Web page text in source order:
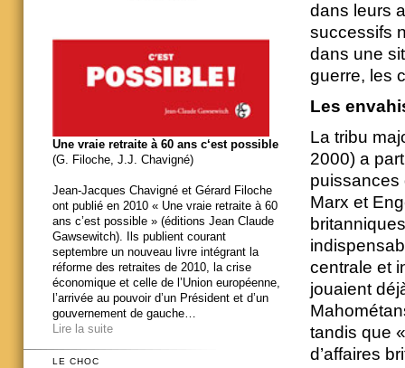
dans leurs
successifs
dans une
guerre, les
Les
La tribu
2000) a
puissances
Marx et
centrale et
jouaient
tandis que
d’affaires
Une vraie retraite à 60 ans c‘est possible
(G. Filoche, J.J. Chavigné)
Jean-Jacques Chavigné et Gérard Filoche
ont publié en 2010 « Une vraie retraite à 60
ans c’est possible » (éditions Jean Claude
Gawsewitch). Ils publient courant
septembre un nouveau livre intégrant la
réforme des retraites de 2010, la crise
économique et celle de l’Union européenne,
l’arrivée au pouvoir d’un Président et d’un
gouvernement de gauche…
Lire la suite
LE CHOC